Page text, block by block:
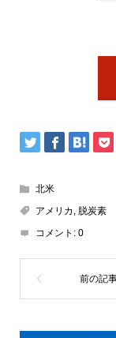
北米
アメリカ
脱炭素
コメント: 0